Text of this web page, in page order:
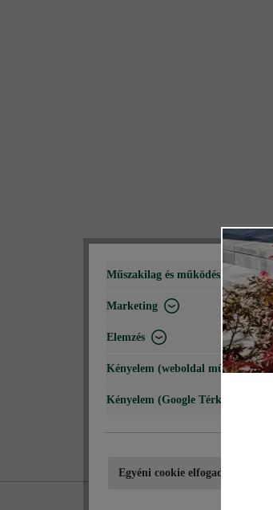
Műszakilag és működéshez
Marketing
Elemzés
Kényelem (weboldal működése)
Kényelem (Google Térkép)
Egyéni cookie elfogadása